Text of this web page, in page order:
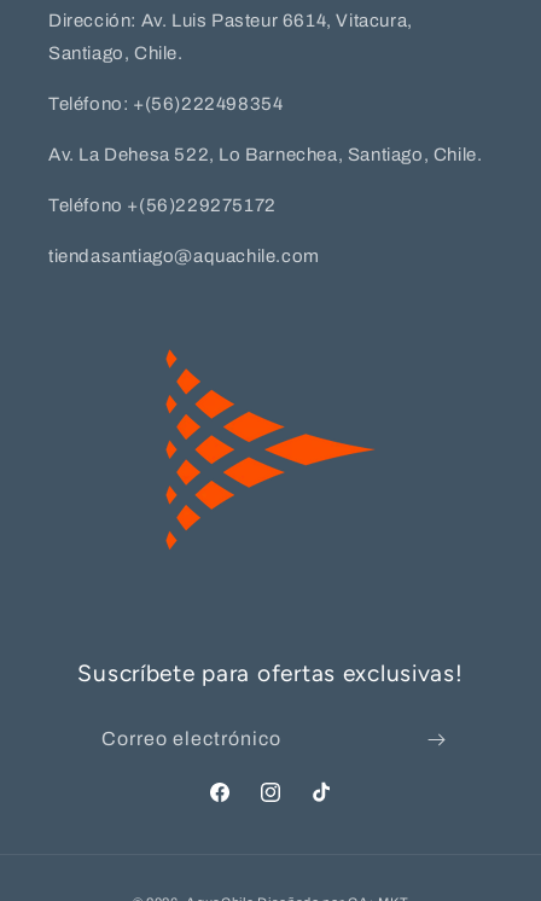
Dirección: Av. Luis Pasteur 6614, Vitacura,
Santiago, Chile.
Teléfono: +(56)222498354
Av. La Dehesa 522, Lo Barnechea, Santiago, Chile.
Teléfono +(56)229275172
tiendasantiago@aquachile.com
Suscríbete para ofertas exclusivas!
Correo electrónico
FacebookInstagramTikTok